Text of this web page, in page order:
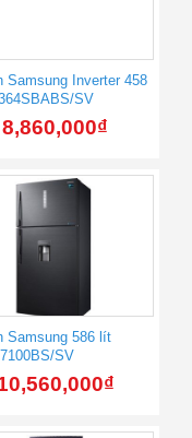
Samsung Inverter 458
SV
8,860,000₫
Samsung 586 lít
SV
₫